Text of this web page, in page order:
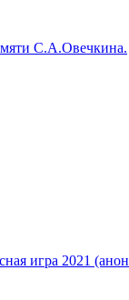
С.А.Овечкина.
игра 2021